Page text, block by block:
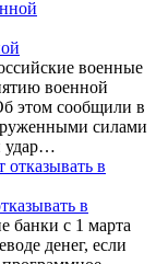
военные
военной
этом сообщили в
силами
удар…
в
банки с 1 марта
денег, если